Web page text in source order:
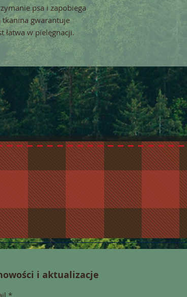
psa i zapobiega
tkanina gwarantuje
łatwa w pielęgnacji.
i aktualizacje